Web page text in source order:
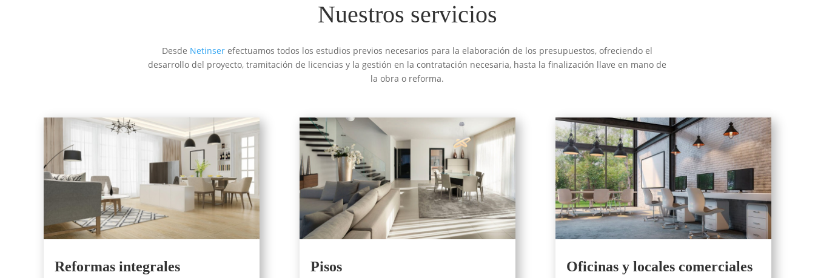
Nuestros servicios
Desde Netinser efectuamos todos los estudios previos necesarios para la elaboración de los presupuestos, ofreciendo el
desarrollo del proyecto, tramitación de licencias y la gestión en la contratación necesaria, hasta la finalización llave en mano de
la obra o reforma.
Reformas integrales Pisos Oficinas y locales comerciales